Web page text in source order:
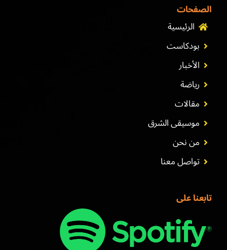
الصفحات
الرئيسية
بودكاست
الأخبار
رياضة
مقالات
موسيقى الشرق
من نحن
تواصل معنا
تابعنا على